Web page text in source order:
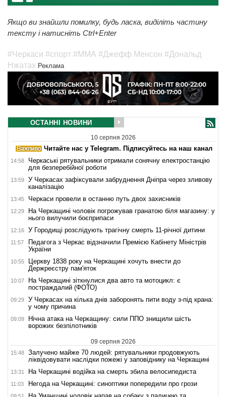
Якщо ви знайшли помилку, будь ласка, виділіть частину
тексту і натисніть Ctrl+Enter
#Черкаси #cпорт #ММА #Джефф Менсон #Дональд
Нжатах Реклама
ОСТАННІ НОВИНИ
10 серпня 2026
Читайте нас у Telegram. Підписуйтесь на наш канал
14:58
Черкаські рятувальники отримали сонячну електростанцію
для безперебійної роботи
13:59
У Черкасах зафіксували забруднення Дніпра через зливову
каналізацію
13:45 Черкаси провели в останню путь двох захисників
12:29
На Черкащині чоловік погрожував гранатою біля магазину: у
нього вилучили боєприпаси
12:16 У Городищі розслідують трагічну смерть 11-річної дитини
11:57
Педагога з Черкас відзначили Премією Кабінету Міністрів
України
10:55
Церкву 1838 року на Черкащині хочуть внести до
Держреєстру пам'яток
10:07
На Черкащині зіткнулися два авто та мотоцикл: є
постраждалий (ФОТО)
09:29
У Черкасах на кілька днів заборонять пити воду з-під крана:
у чому причина
09:09
Нічна атака на Черкащину: сили ППО знищили шість
ворожих безпілотників
09 серпня 2026
15:48
Залучено майже 70 людей: рятувальники продовжують
ліквідовувати наслідки пожежі у заповіднику на Черкащині
13:31 На Черкащині водійка на смерть збила велосипедиста
11:03 Негода на Черкащині: синоптики попередили про грози